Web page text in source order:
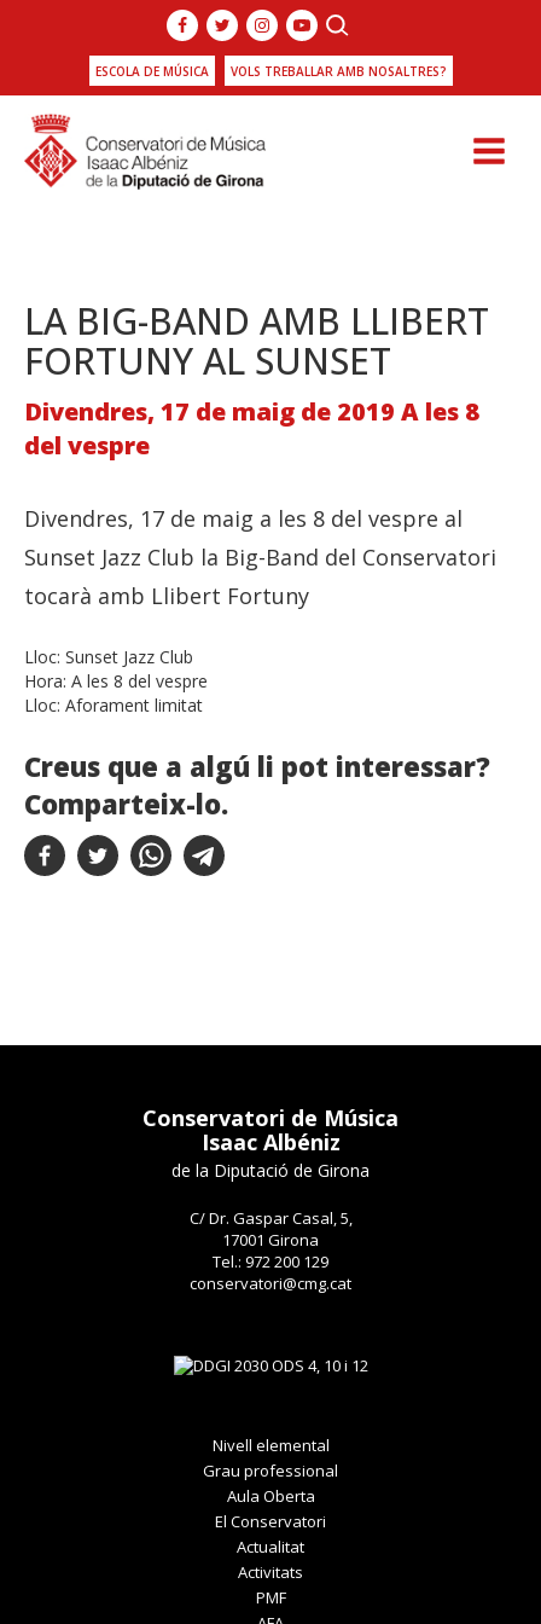
ESCOLA DE MÚSICA VOLS TREBALLAR AMB NOSALTRES?
LA BIG-BAND AMB LLIBERT
FORTUNY AL SUNSET
Divendres, 17 de maig de 2019 A les 8
del vespre
Divendres, 17 de maig a les 8 del vespre al
Sunset Jazz Club la Big-Band del Conservatori
tocarà amb Llibert Fortuny
Lloc: Sunset Jazz Club
Hora: A les 8 del vespre
Lloc: Aforament limitat
Creus que a algú li pot interessar?
Comparteix-lo.
Conservatori de Música
Isaac Albéniz
de la Diputació de Girona
C/ Dr. Gaspar Casal, 5,
17001 Girona
Tel.: 972 200 129
conservatori@cmg.cat
Nivell elemental
Grau professional
Aula Oberta
El Conservatori
Actualitat
Activitats
PMF